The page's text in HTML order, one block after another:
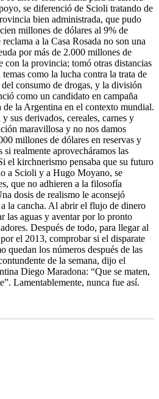
se diferenció de Scioli tratando de
bien administrada, que pudo
millones de dólares al 9% de
a la Casa Rosada no son una
por más de 2.000 millones de
con la provincia; tomó otras distancias
como la lucha contra la trata de
consumo de drogas, y la división
como un candidato en campaña
de la Argentina en el contexto mundial.
sus derivados, cereales, carnes y
maravillosa y no nos damos
millones de dólares en reservas y
si realmente aprovecháramos las
el kirchnerismo pensaba que su futuro
a Scioli y a Hugo Moyano, se
que no adhieren a la filosofía
dosis de realismo le aconsejó
la cancha. Al abrir el flujo de dinero
las aguas y aventar por lo pronto
Después de todo, para llegar al
el 2013, comprobar si el disparate
quedan los números después de las
de la semana, dijo el
Diego Maradona: “Que se maten,
Lamentablemente, nunca fue así.